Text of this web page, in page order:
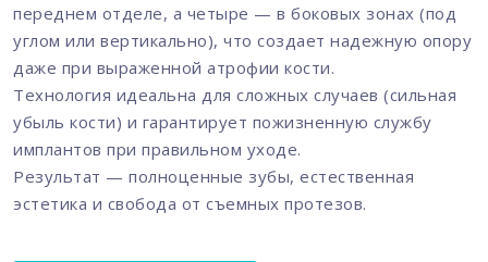
переднем отделе, а четыре — в боковых зонах (под
углом или вертикально), что создает надежную опору
даже при выраженной атрофии кости.
Технология идеальна для сложных случаев (сильная
убыль кости) и гарантирует пожизненную службу
имплантов при правильном уходе.
Результат — полноценные зубы, естественная
эстетика и свобода от съемных протезов.